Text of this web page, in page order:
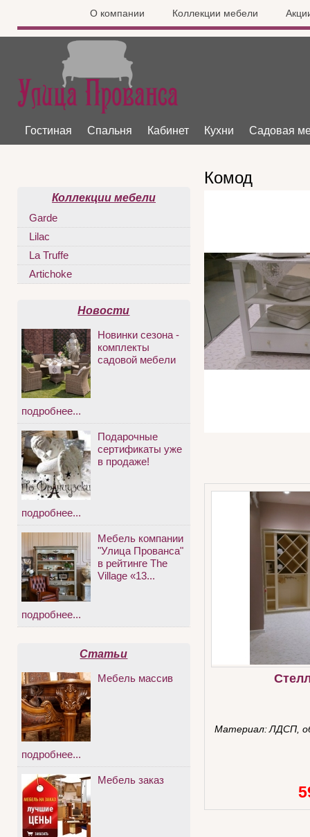
О компании Коллекции мебели
Гостиная Спальня Кабинет Кухни Садовая
Комод
Материал:ЛДСП,
Коллекции мебели
Garde
Lilac
La Truffe
Artichoke
Новости
Новинки сезона -
комплекты
садовой мебели
подробнее...
Подарочные
сертификаты уже
в продаже!
подробнее...
Мебель компании
"Улица Прованса"
в рейтинге The
Village «13...
подробнее...
Статьи
Мебель массив
подробнее...
Мебель заказ